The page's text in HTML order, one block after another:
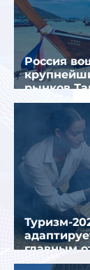
Россия
рынков
семи
Туризм-
главным
стал